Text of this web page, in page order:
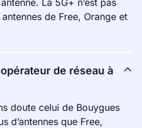
La 5G+ n’est pas
de Free, Orange et
de réseau à
doute celui de Bouygues
d’antennes que Free,